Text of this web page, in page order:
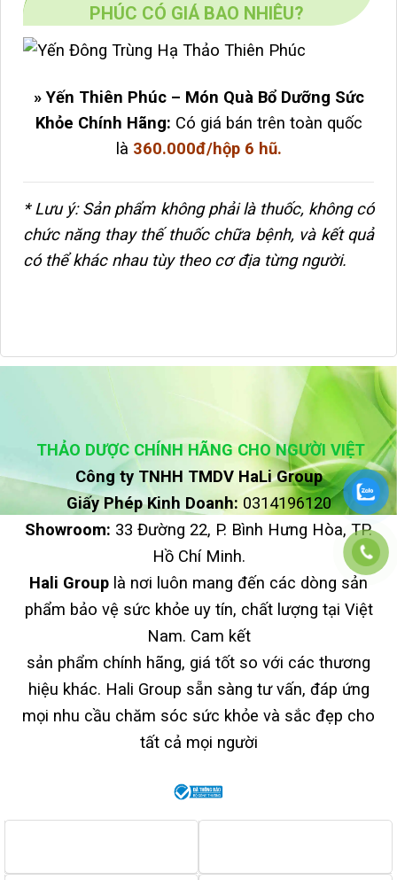
PHÚC CÓ GIÁ BAO NHIÊU?
» Yến Thiên Phúc – Món Quà Bổ Dưỡng Sức
Khỏe Chính Hãng: Có giá bán trên toàn quốc
là 360.000đ/hộp 6 hũ.
* Lưu ý: Sản phẩm không phải là thuốc, không có
chức năng thay thế thuốc chữa bệnh, và kết quả
có thể khác nhau tùy theo cơ địa từng người.
THẢO DƯỢC CHÍNH HÃNG CHO NGƯỜI VIỆT
Công ty TNHH TMDV HaLi Group
Giấy Phép Kinh Doanh: 0314196120
Showroom: 33 Đường 22, P. Bình Hưng Hòa, TP.
Hồ Chí Minh.
Hali Group là nơi luôn mang đến các dòng sản
phẩm bảo vệ sức khỏe uy tín, chất lượng tại Việt
Nam. Cam kết
sản phẩm chính hãng, giá tốt so với các thương
hiệu khác. Hali Group sẵn sàng tư vấn, đáp ứng
mọi nhu cầu chăm sóc sức khỏe và sắc đẹp cho
tất cả mọi người